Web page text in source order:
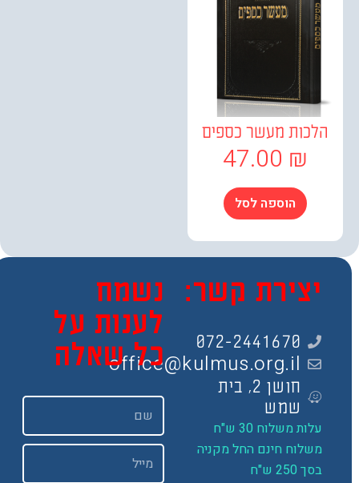
מעשר כספים
47.00
הוספה לסל
קשר:
072-2441670
office@kulmus.org.il
חושן 2, בית
שמש
משלוח 30 ש"ח
חינם החל מקניה
נשמח
לענות על
כל שאלה
Email